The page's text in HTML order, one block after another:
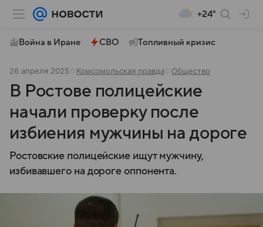
+24°
Война в Иране СВО Топливный кризис
26 апреля 2025 Комсомольская правда Общество
В Ростове полицейские
начали проверку после
избиения мужчины на дороге
Ростовские полицейские ищут мужчину,
избивавшего на дороге оппонента.